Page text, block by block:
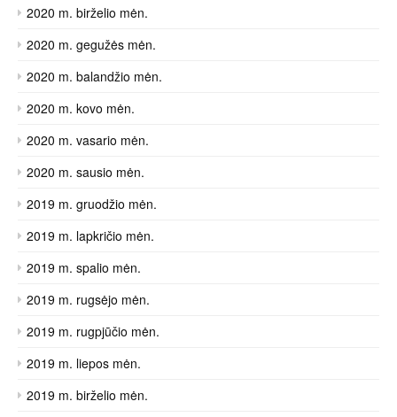
2020 m. birželio mėn.
2020 m. gegužės mėn.
2020 m. balandžio mėn.
2020 m. kovo mėn.
2020 m. vasario mėn.
2020 m. sausio mėn.
2019 m. gruodžio mėn.
2019 m. lapkričio mėn.
2019 m. spalio mėn.
2019 m. rugsėjo mėn.
2019 m. rugpjūčio mėn.
2019 m. liepos mėn.
2019 m. birželio mėn.